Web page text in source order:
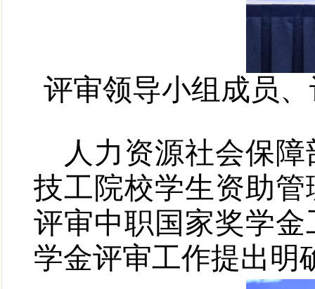
评审领导小组成员
人力资源社会保
技工院校学生资助
评审中职国家奖学金
学金评审工作提出明